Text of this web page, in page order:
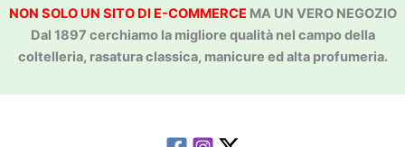
NON SOLO UN SITO DI E-COMMERCE MA UN VERO NEGOZIO
Dal 1897 cerchiamo la migliore qualità nel campo della
coltelleria, rasatura classica, manicure ed alta profumeria.